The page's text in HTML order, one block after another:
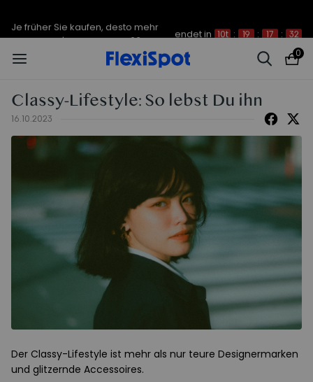
sparen Sie | C7 Morpher – 290 €
Rabatt
0
Classy-Lifestyle: So lebst Du ihn
16.10.2023
Der Classy-Lifestyle ist mehr als nur teure Designermarken
und glitzernde Accessoires.